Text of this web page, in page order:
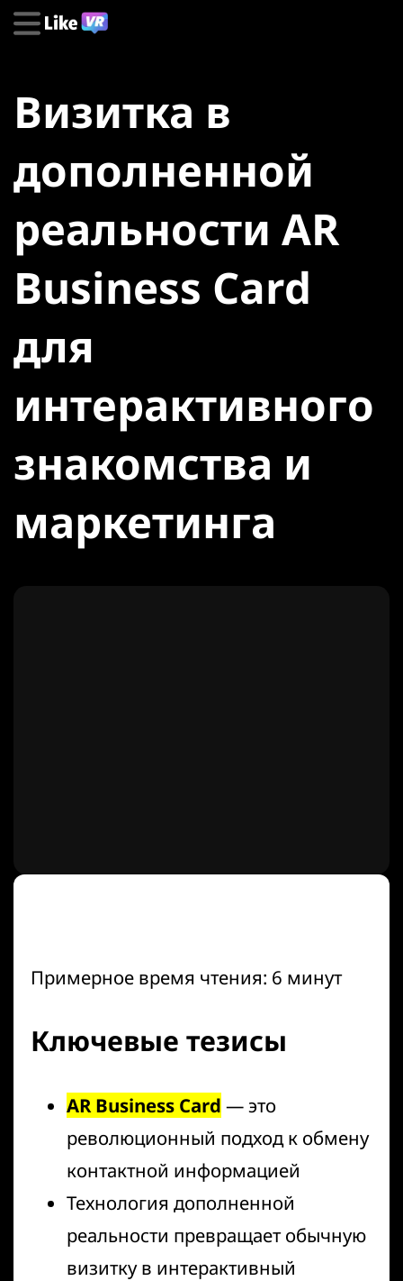
Визитка в
дополненной
реальности AR
Business Card
для
интерактивного
знакомства и
маркетинга
Примерное время чтения: 6 минут
Ключевые тезисы
AR Business Card — это
революционный подход к обмену
контактной информацией
Технология дополненной
реальности превращает обычную
визитку в интерактивный